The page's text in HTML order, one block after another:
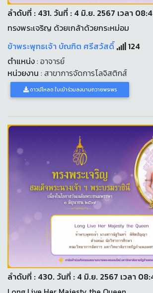
ลำดับที่ : 431. วันที่ : 4 มิ.ย. 2567 เวลา
ทรงพระเจริญ ด้วยเกล้าด้วยกระหม่อม
ข้าพระพุทธเจ้า บัณฑิต ศรีสวัสดิ์
124
ตำแหน่ง: อาจารย์
หน่วยงาน : สาขาการจัดการโลจิสติกส์
ดาวน์โหลด ใบเข้าร่วมลงนามถวายพระพร
ลำดับที่ : 430. วันที่ : 4 มิ.ย. 2567 เวลา